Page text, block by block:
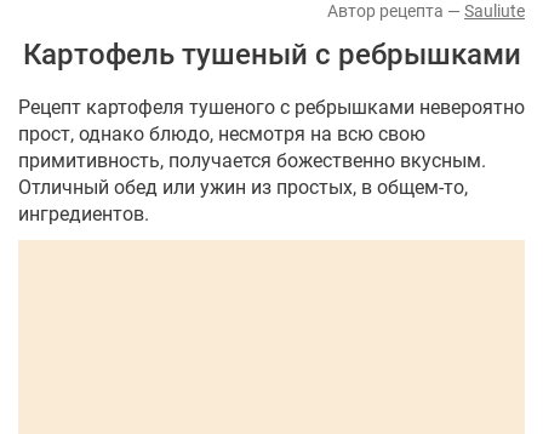
Sauliute
Картофель тушеный с ребрышками
Рецепт картофеля тушеного с ребрышками невероятно
прост, однако блюдо, несмотря на всю свою
примитивность, получается божественно вкусным.
Отличный обед или ужин из простых, в общем-то,
ингредиентов.